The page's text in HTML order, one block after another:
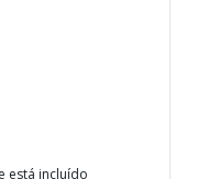
está incluído